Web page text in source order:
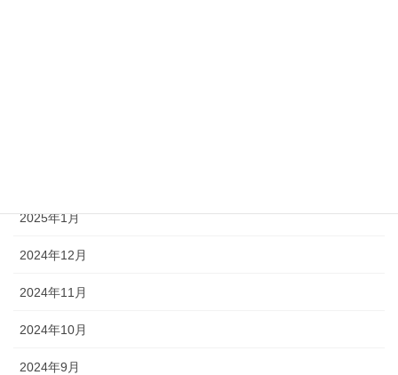
2025年1月
2024年12月
2024年11月
2024年10月
2024年9月